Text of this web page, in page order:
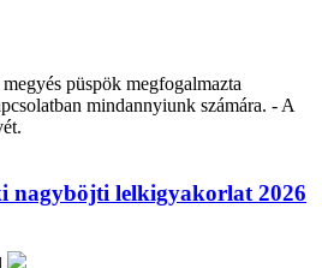
püspök megfogalmazta
mindannyiunk számára. - A
nagyböjti lelkigyakorlat 2026